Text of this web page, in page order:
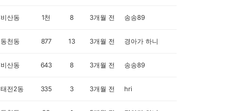
비산동 1천 8 3개월 전 송송89
동천동 877 13 3개월 전 경아가 하니
비산동 643 8 3개월 전 송송89
태전2동 335 3 3개월 전 hri